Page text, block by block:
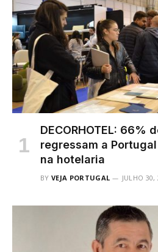
DECORHOTEL: 66%
regressam a
na hotelaria
BY VEJA PORTUGAL JULHO 30,